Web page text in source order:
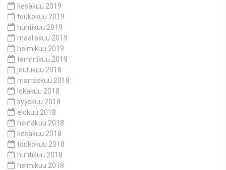
kesäkuu 2019
toukokuu 2019
huhtikuu 2019
maaliskuu 2019
helmikuu 2019
tammikuu 2019
joulukuu 2018
marraskuu 2018
lokakuu 2018
syyskuu 2018
elokuu 2018
heinäkuu 2018
kesäkuu 2018
toukokuu 2018
huhtikuu 2018
helmikuu 2018